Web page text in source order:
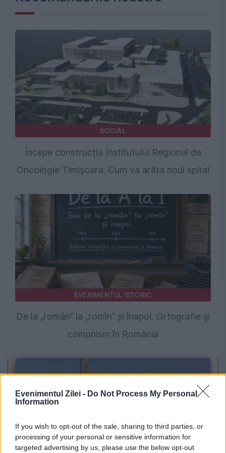
Evenimentul Zilei - Do Not Process My Personal
Information
If you wish to opt-out of the sale, sharing to third parties, or
processing of your personal or sensitive information for
targeted advertising by us, please use the below opt-out
SOCIAL
Începe construcția Institutului Regional de
Oncologie Timișoara. Cum va arăta noul spital
EVENIMENTUL ISTORIC
De la „român” la „romîn” și înapoi. Ortografie și
comunism în România